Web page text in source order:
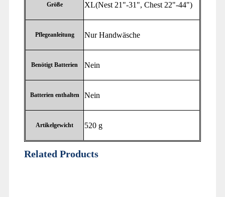
Größe ‎XL(Nest 21"-31", Chest 22"-44")
Pflegeanleitung ‎Nur Handwäsche
Benötigt Batterien ‎Nein
Batterien enthalten ‎Nein
Artikelgewicht ‎520 g
Related Products